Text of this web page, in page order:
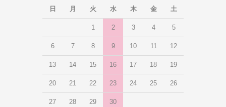
日
月 火 水 木 金 土
1 2 3 4 5
6 7 8 9 10 11 12
13 14 15 16 17 18 19
20 21 22 23 24 25 26
27 28 29 30